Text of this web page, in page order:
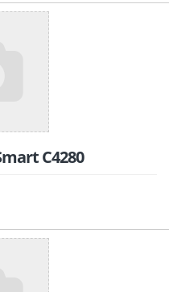
C4280